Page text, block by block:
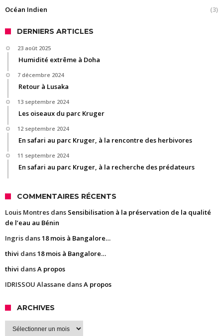
Océan Indien
(3)
DERNIERS ARTICLES
23 août 2025
Humidité extrême à Doha
7 décembre 2024
Retour à Lusaka
13 septembre 2024
Les oiseaux du parc Kruger
12 septembre 2024
En safari au parc Kruger, à la rencontre des herbivores
11 septembre 2024
En safari au parc Kruger, à la recherche des prédateurs
COMMENTAIRES RÉCENTS
Louis Montres dans Sensibilisation à la préservation de la qualité
de l’eau au Bénin
Ingris dans18 mois à Bangalore…
thivi dans18 mois à Bangalore…
thivi dansA propos
IDRISSOU Alassane dansA propos
ARCHIVES
Archives